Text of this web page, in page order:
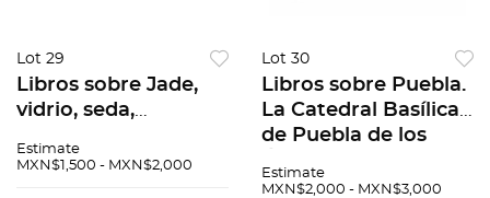
Lot 29
Libros sobre Jade,
vidrio, seda,
de la Seda / El Arte
Estimate
MXN$1,500 - MXN$2,000
Lot 30
Libros sobre Puebla.
La Catedral Basílica
de Puebla de los
los Muñecos en la
Estimate
MXN$2,000 - MXN$3,000